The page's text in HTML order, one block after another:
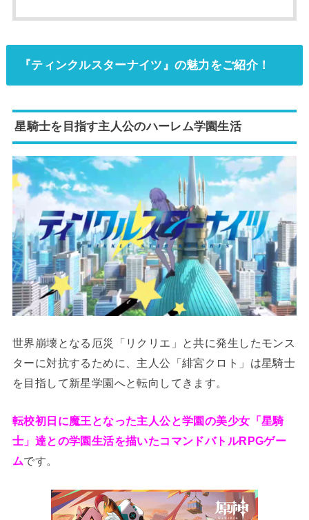
『ティンクルスターナイツ』の魅力をご紹介！
星騎士を目指す主人公のハーレム学園生活
世界崩壊となる厄災「リクリエ」と共に発生したモンス
ターに対抗するために、主人公「緋宮クロト」は星騎士
を目指して新星学園へと転向してきます。
転校初日に魔王となった主人公と学園の美少女「星騎
士」達との学園生活を描いたコマンドバトルRPGゲー
ムです。